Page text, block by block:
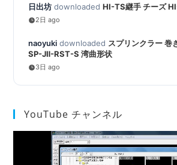
日出坊 downloaded HI-TS継手 チーズ
2日 ago
naoyuki downloaded スプリンクラー 巻
SP-JⅡ-RST-S 湾曲形状
3日 ago
YouTube チャンネル